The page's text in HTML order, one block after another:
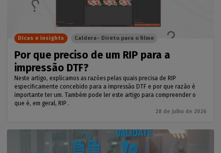
Por que preciso de um RIP para a
impressão DTF?
Neste artigo, explicamos as razões pelas quais precisa de RIP
especificamente concebido para a impressão DTF e por que razão é
importante ter um. Também pode ler este artigo para compreender o
que é, em geral, RIP .
28 de julho de 2026
Dicas e insights Caldera- Direto para o filme